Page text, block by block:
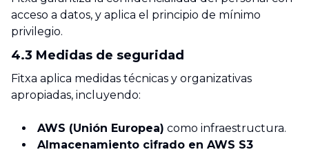
acceso a datos, y aplica el principio de mínimo
privilegio.
4.3 Medidas de seguridad
Fitxa aplica medidas técnicas y organizativas
apropiadas, incluyendo:
AWS (Unión Europea) como infraestructura.
Almacenamiento cifrado en AWS S3